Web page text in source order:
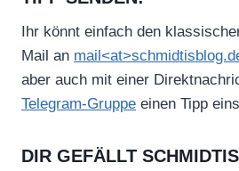
Ihr könnt einfach den
Mail an
aber auch mit einer
Telegram-Gruppe einen Tipp
DIR GEFÄLLT